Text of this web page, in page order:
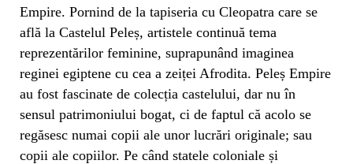
Empire. Pornind de la tapiseria cu Cleopatra care se
află la Castelul Peleș, artistele continuă tema
reprezentărilor feminine, suprapunând imaginea
reginei egiptene cu cea a zeiței Afrodita. Peleș Empire
au fost fascinate de colecția castelului, dar nu în
sensul patrimoniului bogat, ci de faptul că acolo se
regăsesc numai copii ale unor lucrări originale; sau
copii ale copiilor. Pe când statele coloniale și